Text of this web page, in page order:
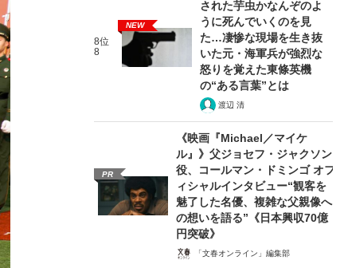
8位
8
NEW
された芋虫かなんぞのよ
うに死んでいくのを見
た…凄惨な現場を生き抜
いた元・海軍兵が強烈な
怒りを覚えた東條英機
の“ある言葉”とは
渡辺 清
PR
《映画『Michael／マイケ
ル』》父ジョセフ・ジャクソン
役、コールマン・ドミンゴ オフ
ィシャルインタビュー“観客を
魅了した名優、複雑な父親像へ
の想いを語る”《日本興収70億
円突破》
「文春オンライン」編集部